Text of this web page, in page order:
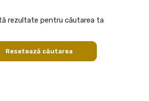
rezultate pentru căutarea ta
Resetează căutarea